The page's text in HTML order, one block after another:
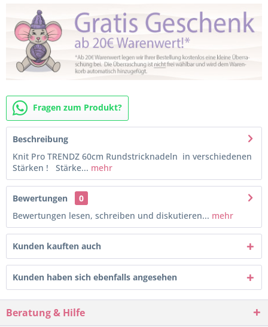
Fragen zum Produkt?
Beschreibung
Knit Pro TRENDZ 60cm Rundstricknadeln in verschiedenen
Stärken ! Stärke... mehr
Bewertungen
0
Bewertungen lesen, schreiben und diskutieren... mehr
Kunden kauften auch
Kunden haben sich ebenfalls angesehen
Beratung & Hilfe